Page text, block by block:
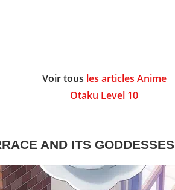
Voir tous les articles Anime
Otaku Level 10
AND ITS GODDESSES